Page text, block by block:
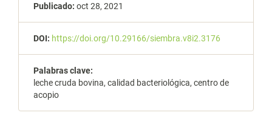
Publicado: oct 28, 2021
DOI: https://doi.org/10.29166/siembra.v8i2.3176
Palabras clave:
leche cruda bovina, calidad bacteriológica, centro de
acopio